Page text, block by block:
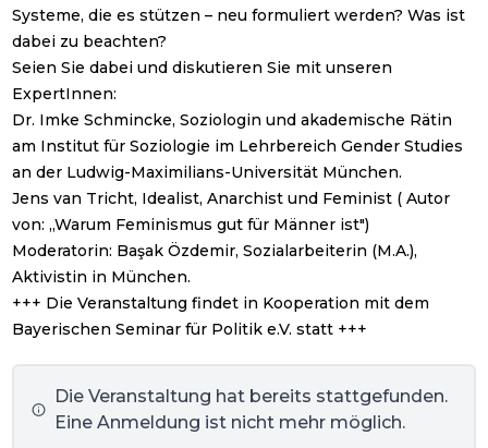
Systeme, die es stützen – neu formuliert werden? Was ist
dabei zu beachten?
Seien Sie dabei und diskutieren Sie mit unseren
ExpertInnen:
Dr. Imke Schmincke, Soziologin und akademische Rätin
am Institut für Soziologie im Lehrbereich Gender Studies
an der Ludwig-Maximilians-Universität München.
Jens van Tricht, Idealist, Anarchist und Feminist ( Autor
von: „Warum Feminismus gut für Männer ist")
Moderatorin: Başak Özdemir, Sozialarbeiterin (M.A.),
Aktivistin in München.
+++ Die Veranstaltung findet in Kooperation mit dem
Bayerischen Seminar für Politik e.V. statt +++
Die Veranstaltung hat bereits stattgefunden.
Eine Anmeldung ist nicht mehr möglich.